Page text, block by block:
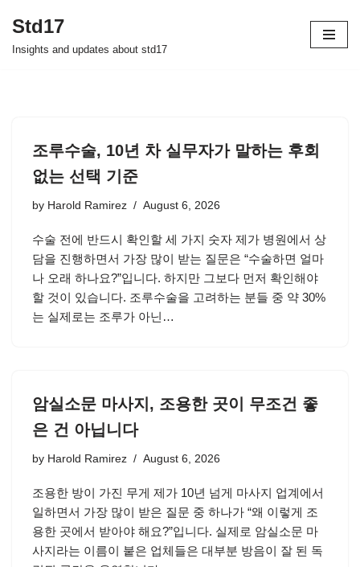
Skip
Std17
Insights and updates about std17
조루수술, 10년 차 실무자가 말하는 후회
없는 선택 기준
by Harold Ramirez August 6, 2026
수술 전에 반드시 확인할 세 가지 숫자 제가 병원에서 상
담을 진행하면서 가장 많이 받는 질문은 “수술하면 얼마
나 오래 하나요?”입니다. 하지만 그보다 먼저 확인해야
할 것이 있습니다. 조루수술을 고려하는 분들 중 약 30%
는 실제로는 조루가 아닌…
암실소문 마사지, 조용한 곳이 무조건 좋
은 건 아닙니다
by Harold Ramirez August 6, 2026
조용한 방이 가진 무게 제가 10년 넘게 마사지 업계에서
일하면서 가장 많이 받은 질문 중 하나가 “왜 이렇게 조
용한 곳에서 받아야 해요?”입니다. 실제로 암실소문 마
사지라는 이름이 붙은 업체들은 대부분 방음이 잘 된 독